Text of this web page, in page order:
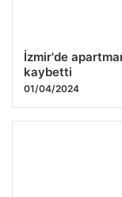
İzmir'de
kaybetti
01/04/2024